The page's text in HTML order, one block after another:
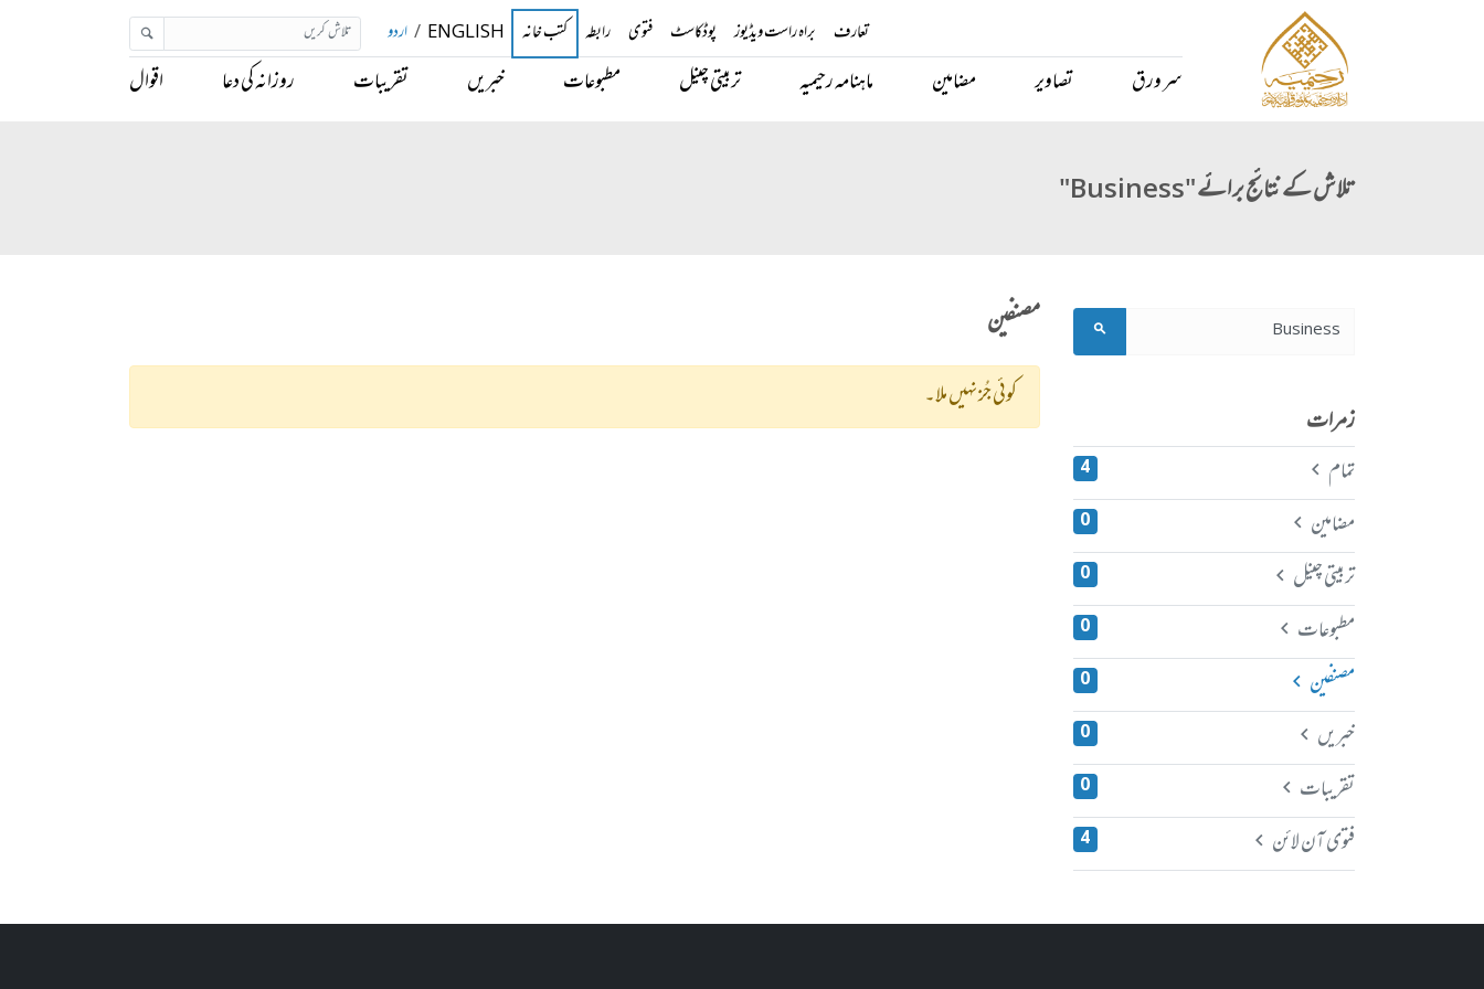
تعارف براہ راست ویڈیوز پوڈکاسٹ فتوی رابطہ کتب خانہ ENGLISH
/ اردو
سر ورق تصاویر مضامین ماہنامہ رحیمیہ تربیتی چینل مطبوعات خبریں تقریبات روزانہ کی دعا اقوال
تلاش کے نتائج برائے "Business"
زمرات
تمام 4
مضامین 0
تربیتی چینل 0
مطبوعات 0
مصنفین 0
خبریں 0
تقریبات 0
فتوی آن لائن 4
مصنفین
کوئی جُز نہیں ملا۔